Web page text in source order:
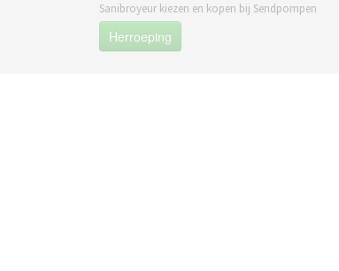
Sanibroyeur kiezen en kopen bij Sendpompen
Herroeping